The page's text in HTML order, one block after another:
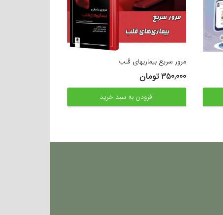
مرور سریع بیماریهای قلب
350,000تومان
افزودن به سبد خرید